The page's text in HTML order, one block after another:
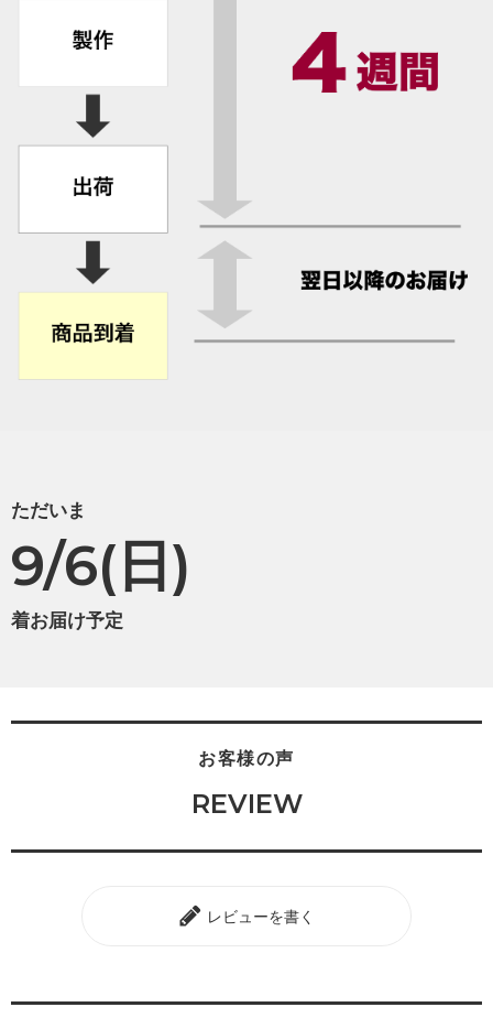
ただいま
9/6(日)
着お届け予定
お客様の声
REVIEW
レビューを書く